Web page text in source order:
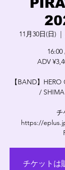
11月30日(日)
  |
16:00
ADV
【BAND】
/
チ
https://
チケットは